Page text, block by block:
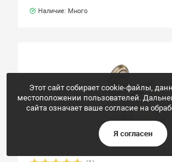
Наличие: Много
Этот сайт собирает cookie-файлы,
местоположении пользователей.
сайта означает ваше согласие на
Я согласен